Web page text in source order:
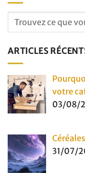
ARTICLES
votre
03/08/
31/07/